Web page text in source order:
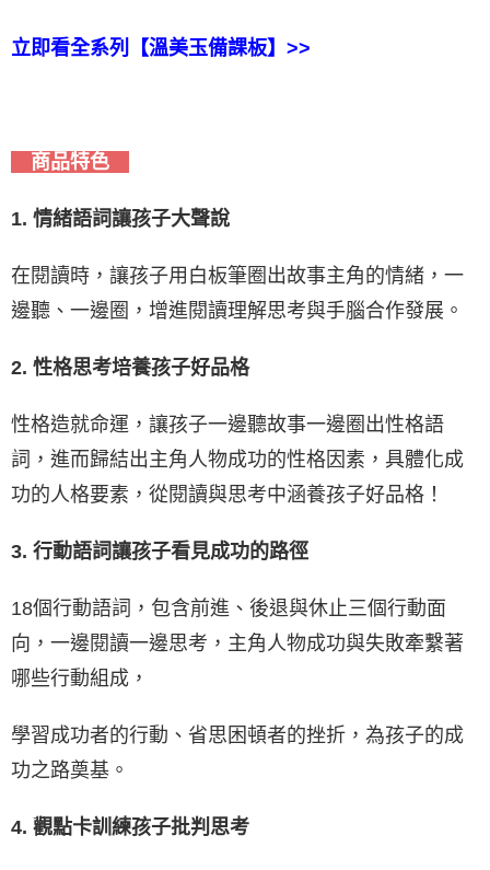
立即看全系列【溫美玉備課板】>>
商品特色
1. 情緒語詞讓孩子大聲說
在閱讀時，讓孩子用白板筆圈出故事主角的情緒，一
邊聽、一邊圈，增進閱讀理解思考與手腦合作發展。
2. 性格思考培養孩子好品格
性格造就命運，讓孩子一邊聽故事一邊圈出性格語
詞，進而歸結出主角人物成功的性格因素，具體化成
功的人格要素，從閱讀與思考中涵養孩子好品格！
3. 行動語詞讓孩子看見成功的路徑
18個行動語詞，包含前進、後退與休止三個行動面
向，一邊閱讀一邊思考，主角人物成功與失敗牽繫著
哪些行動組成，
學習成功者的行動、省思困頓者的挫折，為孩子的成
功之路奠基。
4. 觀點卡訓練孩子批判思考